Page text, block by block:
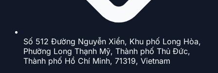
Số 512 Đường Nguyễn Xiển, Khu phố Long Hòa,
Phường Long Thạnh Mỹ, Thành phố Thủ Đức,
Thành phố Hồ Chí Minh, 71319, Vietnam